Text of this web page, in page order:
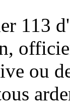
113
ou